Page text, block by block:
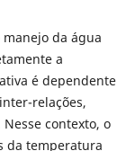
da água
a
é dependente
relações,
contexto, o
da temperatura